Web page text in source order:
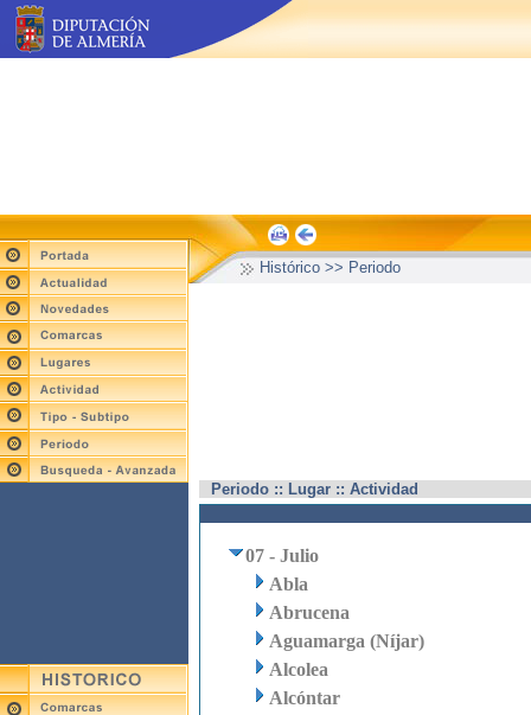
Histórico >> Periodo
Periodo :: Lugar :: Actividad
07 - Julio
Abla
Abrucena
Aguamarga (Níjar)
Alcolea
Alcóntar